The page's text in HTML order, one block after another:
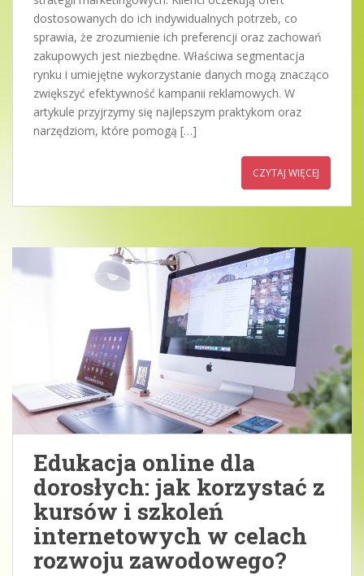
dostosowanych do ich indywidualnych potrzeb, co
sprawia, że zrozumienie ich preferencji oraz zachowań
zakupowych jest niezbędne. Właściwa segmentacja
rynku i umiejętne wykorzystanie danych mogą znacząco
zwiększyć efektywność kampanii reklamowych. W
artykule przyjrzymy się najlepszym praktykom oraz
narzędziom, które pomogą […]
CZYTAJ WIĘCEJ
Edukacja online dla
dorosłych: jak korzystać z
kursów i szkoleń
internetowych w celach
rozwoju zawodowego?